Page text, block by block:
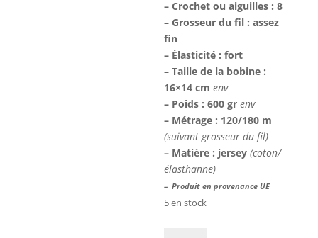
– Crochet ou aiguilles : 8
– Grosseur du fil : assez
fin
– Élasticité : fort
– Taille de la bobine :
16×14 cmenv
– Poids : 600 grenv
– Métrage : 120/180 m
(suivant grosseur du fil)
– Matière : jersey(coton/
élasthanne)
– Produit en provenance UE
5 en stock